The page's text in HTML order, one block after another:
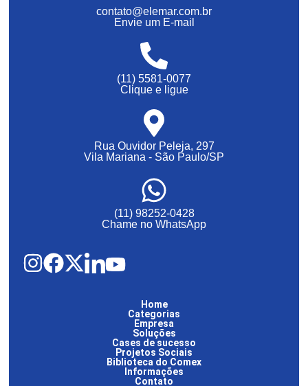
contato@elemar.com.br
Envie um E-mail
(11) 5581-0077
Clique e ligue
Rua Ouvidor Peleja, 297
Vila Mariana - São Paulo/SP
(11) 98252-0428
Chame no WhatsApp
Home
Categorias
Empresa
Soluções
Cases de sucesso
Projetos Sociais
Biblioteca do Comex
Informações
Contato